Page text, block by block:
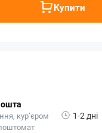
Купити
кур’єром
1-2 дні